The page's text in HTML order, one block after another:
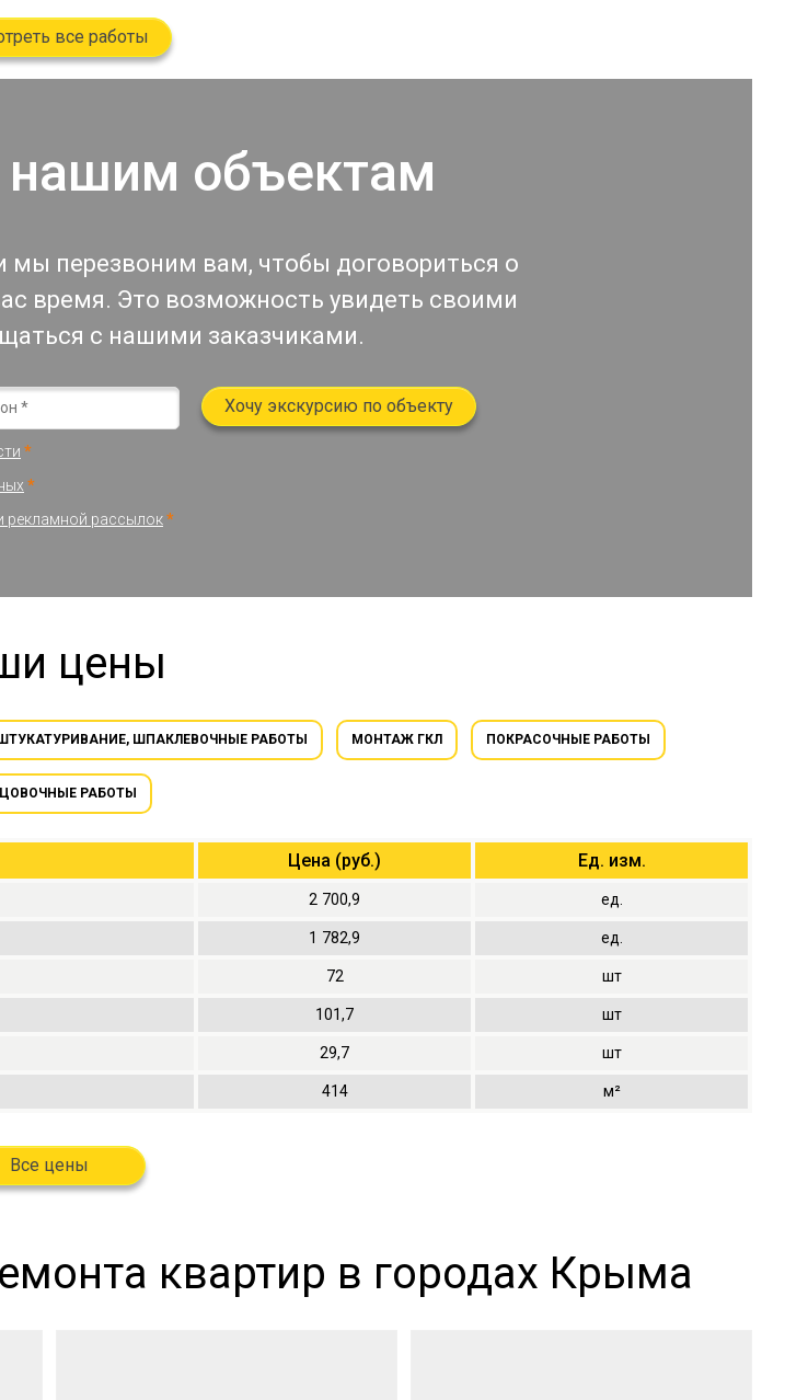
все работы
нашим объектам
мы перезвоним вам, чтобы договориться о
время. Это возможность увидеть своими
с нашими заказчиками.
*
*
рассылок*
Хочу экскурсию по объекту
цены
ШПАКЛЕВОЧНЫЕ РАБОТЫ МОНТАЖ ГКЛ ПОКРАСОЧНЫЕ РАБОТЫ
РАБОТЫ
Цена (руб.) Ед. изм.
2 700,9 ед.
1 782,9 ед.
72 шт
101,7 шт
29,7 шт
414 м²
Все цены
квартир в городах Крыма